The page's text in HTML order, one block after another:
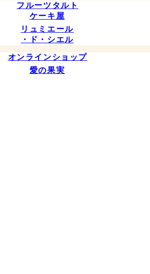
フルーツタルト
ケーキ屋
リュミエール
・ド・シエル
オンラインショップ
愛の果実